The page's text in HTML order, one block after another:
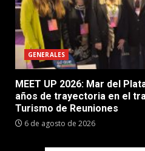
GENERALES
MEET UP 2026: Mar del
años de trayectoria en el
Turismo de Reuniones
6 de agosto de 2026